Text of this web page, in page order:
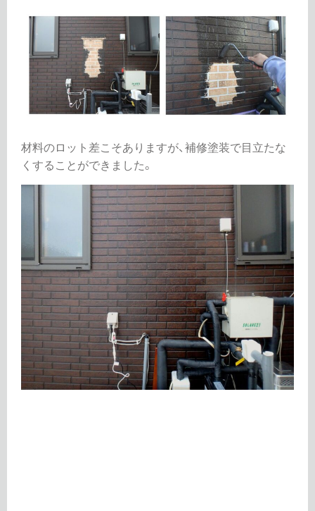
材料のロット差こそありますが、補修塗装で目立たな
くすることができました。